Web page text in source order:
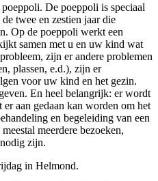
De poeppoli is speciaal
twee en zestien jaar die
Op de poeppoli werkt een
samen met u en uw kind wat
zijn er andere problemen
plassen, e.d.), zijn er
voor uw kind en het gezin.
En heel belangrijk: er wordt
aan gedaan kan worden om het
en begeleiding van een
meerdere bezoeken,
zijn.
in Helmond.